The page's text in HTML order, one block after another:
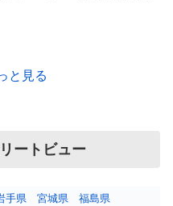
と見る
ートビュー
手県 宮城県
福島県